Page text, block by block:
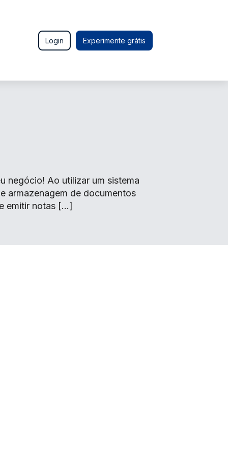
Login Experimente grátis
negócio! Ao utilizar um sistema
armazenagem de documentos
emitir notas […]